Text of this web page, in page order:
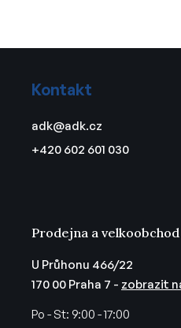
Kontakt
adk@adk.cz
+420 602 601 030
Prodejna a velkoobchod
U Průhonu 466/22
170 00 Praha 7 - zobrazit
Po - St: 9:00 - 17:00